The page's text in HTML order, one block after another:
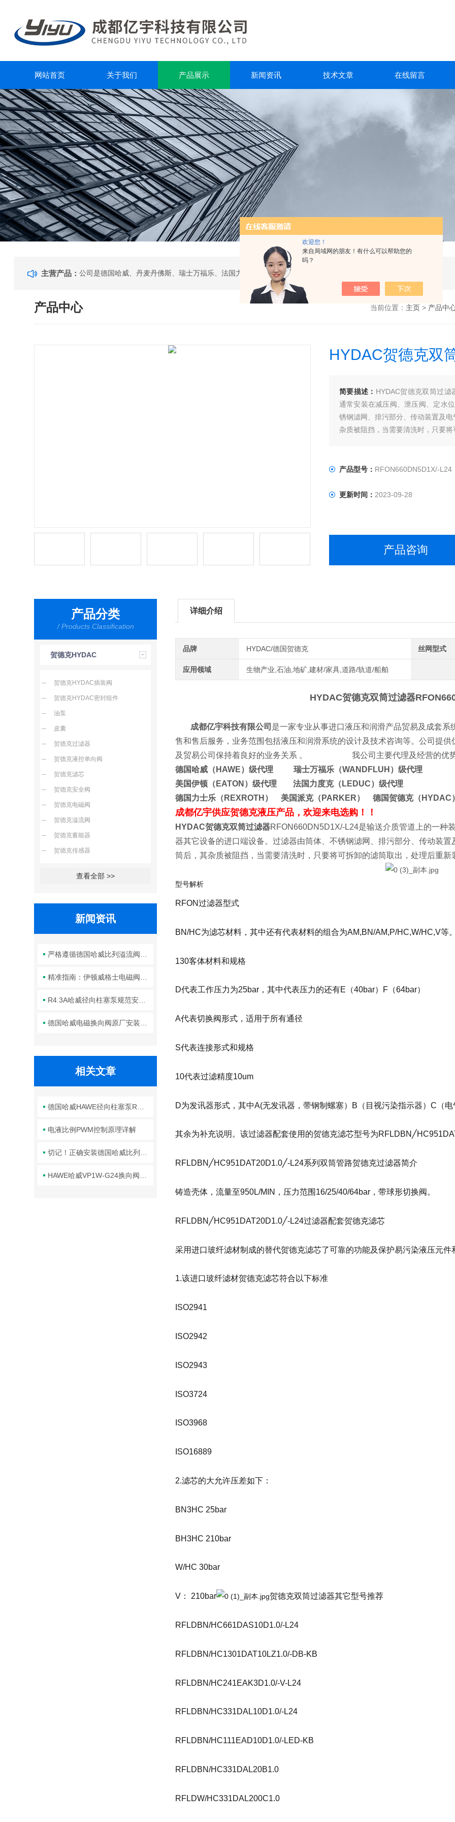
欢迎您！
来自局域网的朋友！有什么可以帮助您的
吗？
网站首页 关于我们 产品展示 新闻资讯 技术文章 在线留言
主营产品：
产品中心 当前位置： 主页> 产品中
HYDAC贺德克双
简要描述： HYDAC贺德克双筒过滤
通常安装在减压阀、泄压阀、定水
锈钢滤网、排污部分、传动装置及
杂质被阻挡，当需要清洗时，只要
产品型号： RFON660DN5D1X/-L24
更新时间： 2023-09-28
产品咨询
产品分类
/ Products Classification
贺德克HYDAC
贺德克HYDAC插装阀
贺德克HYDAC密封组件
油泵
皮囊
贺德克过滤器
贺德克液控单向阀
贺德克滤芯
贺德克安全阀
贺德克电磁阀
贺德克溢流阀
贺德克蓄能器
贺德克传感器
查看全部 >>
新闻资讯
相关文章
电液比例PWM控制原理详解
详细介绍
品牌 HYDAC/德国贺德克 丝网型式
应用领域 生物产业,石油,地矿,建材/家具,道路/轨道/船舶
HYDAC贺德克双筒过滤器
成都亿宇科技有限公司 是一家专业从事进口液压和润滑产品贸易及成套
售和售后服务，业务范围包括液压和润滑系统的设计及技术咨询等。公司提
及贸易公司保持着良好的业务关系 。我公司主要代理及经营的优
德国哈威（HAWE）级代理 瑞士万福乐（WANDFLUH）级代理
美国伊顿（EATON）级代理 法国力度克（LEDUC）级代理
德国力士乐（REXROTH） 美国派克（PARKER） 德国贺德克（HYDAC
成都亿宇供应贺德克液压产品，欢迎来电选购！！
HYDAC贺德克双筒过滤器RFON660DN5D1X/-L24是输送介质管道上的一种
器其它设备的进口端设备。过滤器由筒体、不锈钢滤网、排污部分、传动装
筒后，其杂质被阻挡，当需要清洗时，只要将可拆卸的滤筒取出，处理后重新
型号解析
RFON过滤器型式
BN/HC为滤芯材料，其中还有代表材料的组合为AM,BN/AM,P/HC,W/HC,V等。
130客体材料和规格
D代表工作压力为25bar，其中代表压力的还有E（40bar）F（64bar）
A代表切换阀形式，适用于所有通径
S代表连接形式和规格
10代表过滤精度10um
D为发讯器形式，其中A(无发讯器，带钢制螺塞）B（目视污染指示器）C（电
其余为补充说明。该过滤器配套使用的贺德克滤芯型号为
RFLDBN╱HC951DAT20D1.0╱-L24系列双筒管路贺德克过滤器简介
铸造壳体，流量至950L/MIN，压力范围16/25/40/64bar，带球形切换阀。
RFLDBN╱HC951DAT20D1.0╱-L24过滤器配套贺德克滤芯
采用进口玻纤滤材制成的替代贺德克滤芯了可靠的功能及保护易污染液压元件
1.该进口玻纤滤材贺德克滤芯符合以下标准
ISO2941
ISO2942
ISO2943
ISO3724
ISO3968
ISO16889
2.滤芯的大允许压差如下：
BN3HC 25bar
BH3HC 210bar
W/HC 30bar
V： 210bar 贺德克双筒过滤器其它型号推荐
RFLDBN/HC661DAS10D1.0/-L24
RFLDBN/HC1301DAT10LZ1.0/-DB-KB
RFLDBN/HC241EAK3D1.0/-V-L24
RFLDBN/HC331DAL10D1.0/-L24
RFLDBN/HC111EAD10D1.0/-LED-KB
RFLDBN/HC331DAL20B1.0
RFLDW/HC331DAL200C1.0